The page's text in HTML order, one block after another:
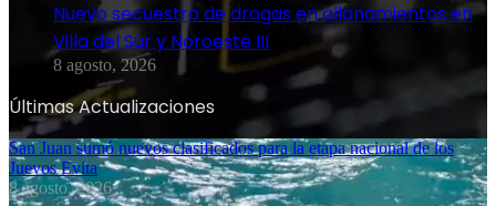
Nuevo secuestro de drogas en allanamientos en
Villa del Sur y Noroeste III
8 agosto, 2026
Últimas Actualizaciones
San Juan sumó nuevos clasificados para la etapa nacional de los
Juevos Evita
8 agosto, 2026